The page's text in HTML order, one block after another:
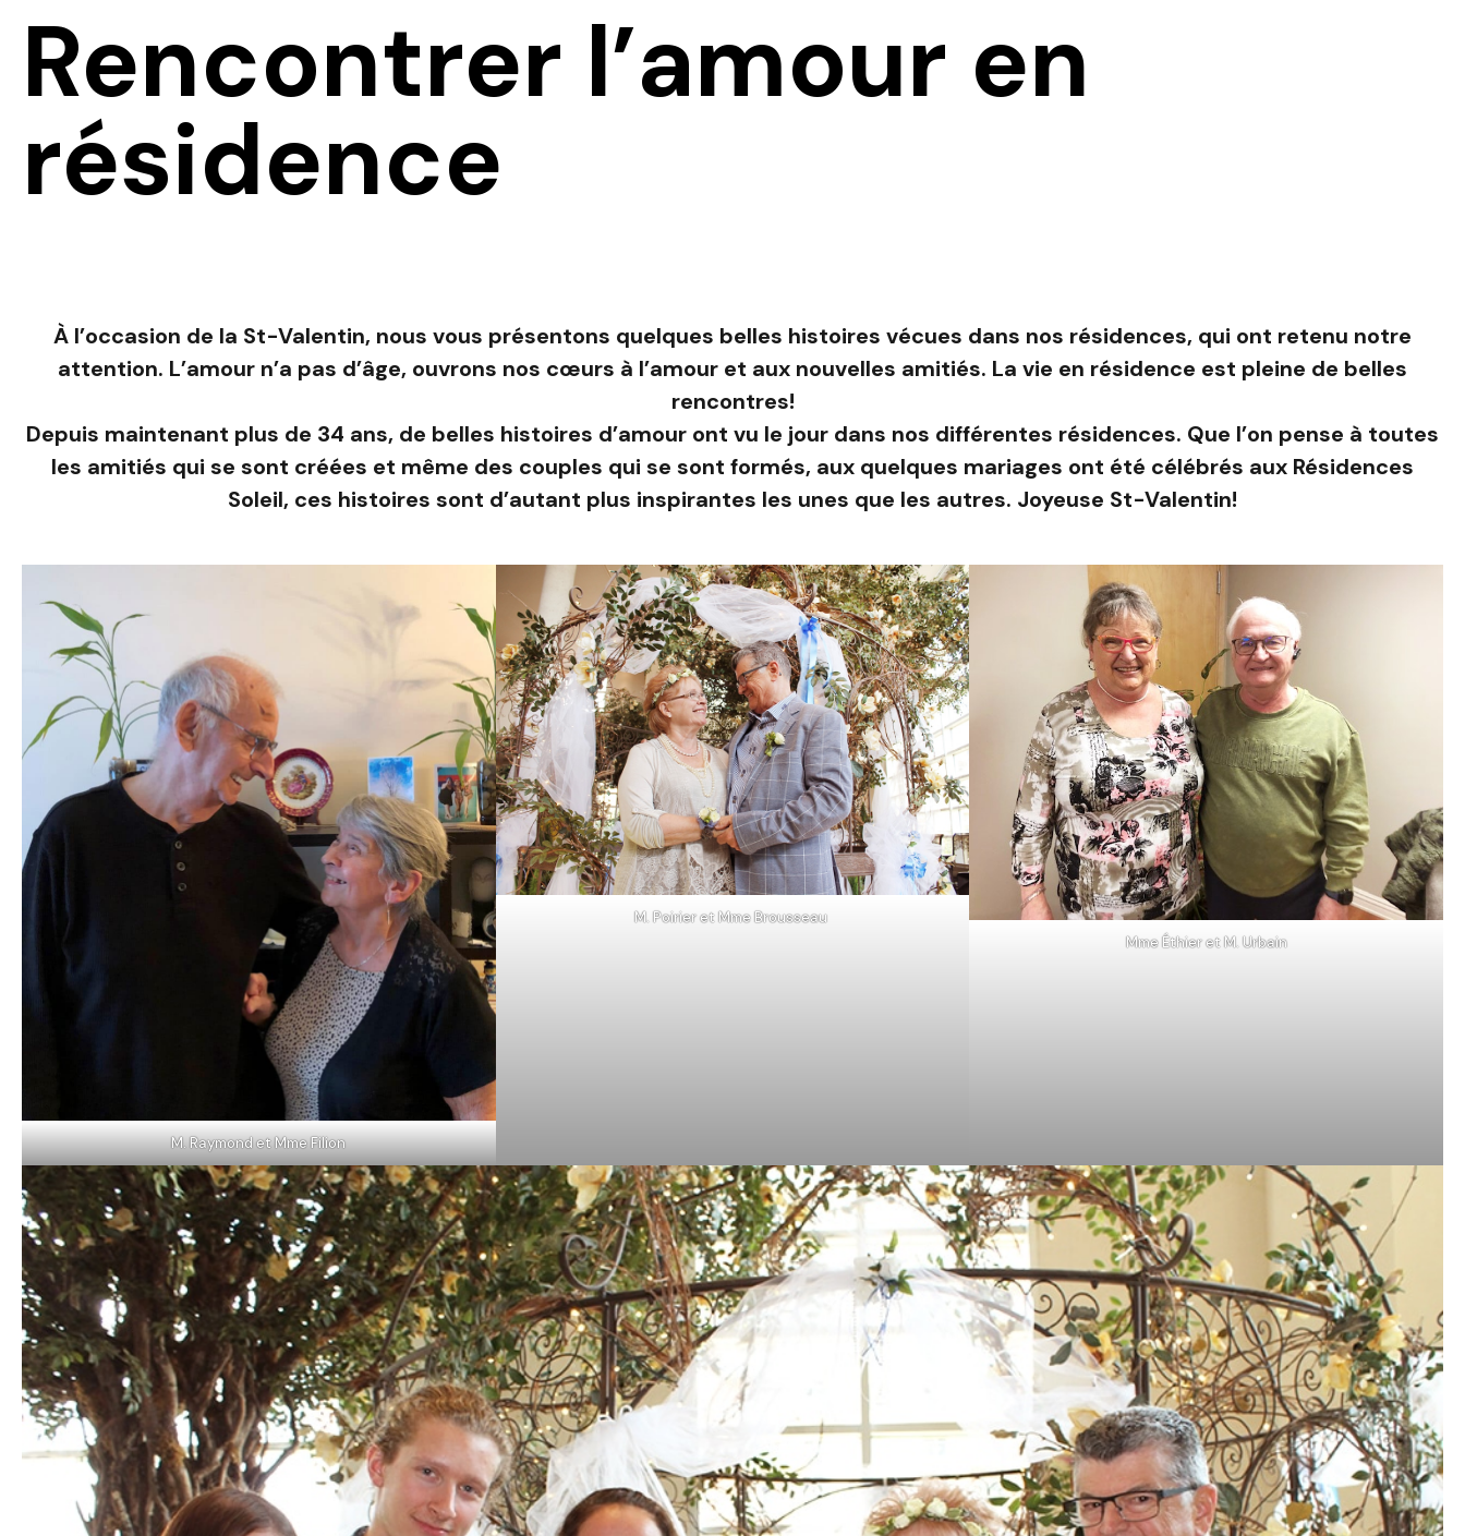
Rencontrer l’amour en
résidence
À l’occasion de la St-Valentin, nous vous présentons quelques belles histoires vécues dans nos résidences, qui ont retenu notre
attention. L’amour n’a pas d’âge, ouvrons nos cœurs à l’amour et aux nouvelles amitiés. La vie en résidence est pleine de belles
rencontres!
Depuis maintenant plus de 34 ans, de belles histoires d’amour ont vu le jour dans nos différentes résidences. Que l’on pense à toutes
les amitiés qui se sont créées et même des couples qui se sont formés, aux quelques mariages ont été célébrés aux Résidences
Soleil, ces histoires sont d’autant plus inspirantes les unes que les autres. Joyeuse St-Valentin!
M. Raymond et Mme Filion
M. Poirier et Mme Brousseau
Mme Éthier et M. Urbain